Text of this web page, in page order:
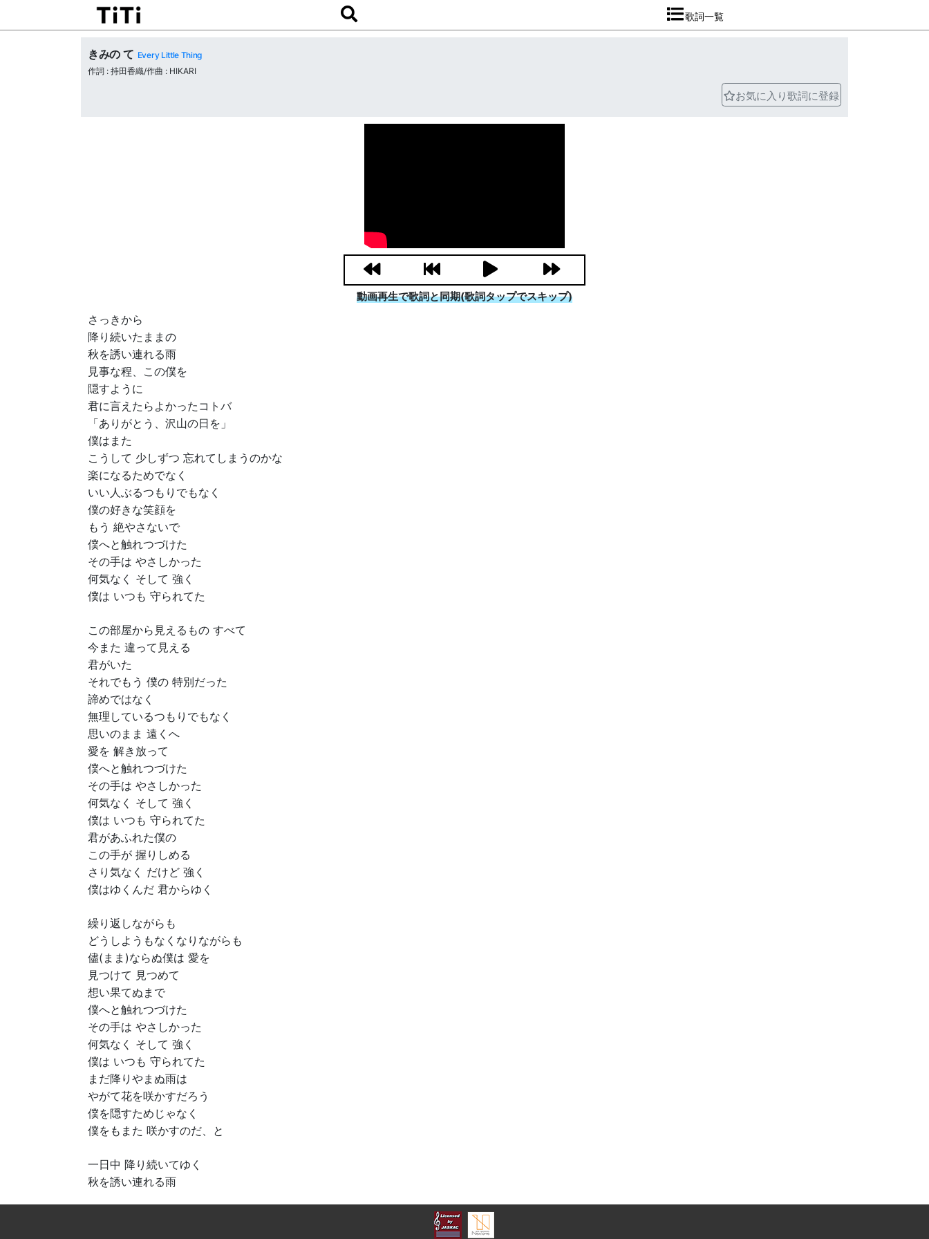
歌詞一覧
きみの て Every Little Thing
作詞 : 持田香織/作曲 : HIKARI
お気に入り歌詞に登録
動画再生で歌詞と同期(歌詞タップでスキップ)
さっきから
降り続いたままの
秋を誘い連れる雨
見事な程、この僕を
隠すように
君に言えたらよかったコトバ
「ありがとう、沢山の日を」
僕はまた
こうして 少しずつ 忘れてしまうのかな
楽になるためでなく
いい人ぶるつもりでもなく
僕の好きな笑顔を
もう 絶やさないで
僕へと触れつづけた
その手は やさしかった
何気なく そして 強く
僕は いつも 守られてた
この部屋から見えるもの すべて
今また 違って見える
君がいた
それでもう 僕の 特別だった
諦めではなく
無理しているつもりでもなく
思いのまま 遠くへ
愛を 解き放って
僕へと触れつづけた
その手は やさしかった
何気なく そして 強く
僕は いつも 守られてた
君があふれた僕の
この手が 握りしめる
さり気なく だけど 強く
僕はゆくんだ 君からゆく
繰り返しながらも
どうしようもなくなりながらも
儘(まま)ならぬ僕は 愛を
見つけて 見つめて
想い果てぬまで
僕へと触れつづけた
その手は やさしかった
何気なく そして 強く
僕は いつも 守られてた
まだ降りやまぬ雨は
やがて花を咲かすだろう
僕を隠すためじゃなく
僕をもまた 咲かすのだ、と
一日中 降り続いてゆく
秋を誘い連れる雨